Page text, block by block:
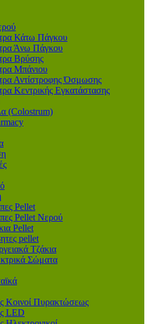
Κάτω Πάγκου
Άνω Πάγκου
Βρύσης
Μπάνιου
Αντίστροφης Όσμωσης
Κεντρικής Εγκατάστασης
(Colostrum)
Pellet
Pellet Νερού
Pellet
pellet
Τζάκια
Σώματα
Κοινοί Πυρακτώσεως
LED